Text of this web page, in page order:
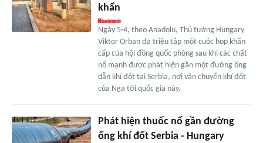
khẩn
Ngày 5-4, theo Anadolu, Thủ tướng Hungary
Viktor Orban đã triệu tập một cuộc họp khẩn
cấp của hội đồng quốc phòng sau khi các chất
nổ mạnh được phát hiện gần một đường ống
dẫn khí đốt tại Serbia, nơi vận chuyển khí đốt
của Nga tới quốc gia này.
Phát hiện thuốc nổ gần đường
ống khí đốt Serbia - Hungary